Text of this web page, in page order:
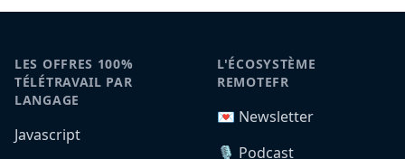
LES OFFRES 100%
TÉLÉTRAVAIL PAR
LANGAGE
Javascript
L'ÉCOSYSTÈME
REMOTEFR
💌 Newsletter
🎙️ Podcast